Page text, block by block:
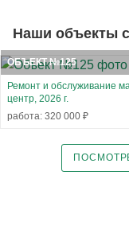
Наши объекты
ОБЪЕКТ №125
Ремонт и обслуживание
центр, 2026 г.
работа: 320 000 ₽